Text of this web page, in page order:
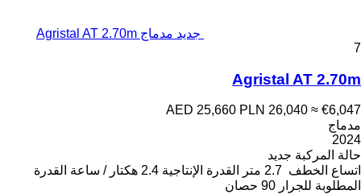
جديد مدماج Agristal AT 2.70m
7
Agristal AT 2.70m
AED 25,660 PLN 26,040 ≈ €6,047
مدماج
2024
حالة المركبة جديد
اتساع الخطف 2.7 متر القدرة الإنتاجية 2.4 هكتار / ساعة
القدرة
المطلوبة للجرار 90 حصان